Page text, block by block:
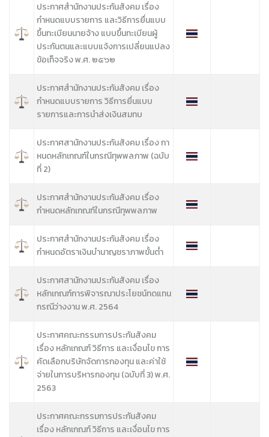
ประกาศสำนักงานประกันสังคม เรื่อง
กำหนดแบบรายการ และวิธีการยื่นแบบ
ขึ้นทะเบียนนายจ้าง แบบขึ้นทะเบียนผู้
ประกันตนและแบบแจ้งการเปลี่ยนแปลง
ข้อเท็จจริง พ.ศ. ๒๕๖๒
ประกาศสำนักงานประกันสังคม เรื่อง
กำหนดแบบรายการ วิธีการยื่นแบบ
รายการและการนำส่งเงินสมทบ
ประกาศสานักงานประกันสังคม เรื่อง กา
หนดหลักเกณฑ์ในกรณีทุพพลภาพ (ฉบับ
ที่ 2)
ประกาศสำนักงานประกันสังคม เรื่อง
กำหนดหลักเกณฑ์ในกรณีทุพพลภาพ
ประกาศสำนักงานประกันสังคม เรื่อง
กำหนดอัตราเงินบำนาญชราภาพขั้นต่ำ
ประกาศสานักงานประกันสังคม เรื่อง
หลักเกณฑ์การพิจารณาประโยชน์ทดแทน
กรณีว่างงาน พ.ศ. 2564
ประกาศคณะกรรมการประกันสังคม
เรื่อง หลักเกณฑ์ วิธีการ และเงื่อนไข การ
คัดเลือกบริษัทจัดการกองทุน และค่าใช้
จ่ายในการบริหารกองทุน (ฉบับที่ 3) พ.ศ.
2563
ประกาศคณะกรรมการประกันสังคม
เรื่อง หลักเกณฑ์ วิธีการ และเงื่อนไข การ